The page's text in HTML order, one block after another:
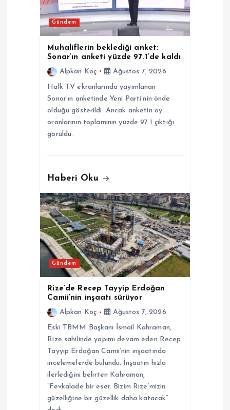
Gündem
Muhaliflerin beklediği anket:
Sonar’ın anketi yüzde 97.1’de kaldı
Alpkan Koç
Ağustos 7, 2026
Halk TV ekranlarında yayımlanan
Sonar’ın anketinde Yeni Parti’nin önde
olduğu gösterildi. Ancak anketin oy
oranlarının toplamının yüzde 97.1 çıktığı
görüldü.
Haberi Oku
Gündem
Rize’de Recep Tayyip Erdoğan
Camii’nin inşaatı sürüyor
Alpkan Koç
Ağustos 7, 2026
Eski TBMM Başkanı İsmail Kahraman,
Rize sahilinde yapımı devam eden Recep
Tayyip Erdoğan Camii’nin inşaatında
incelemelerde bulundu. İnşaatın hızla
ilerlediğini belirten Kahraman,
“Fevkalade bir eser. Bizim Rize’mizin
güzelliğine bir güzellik daha katacak”